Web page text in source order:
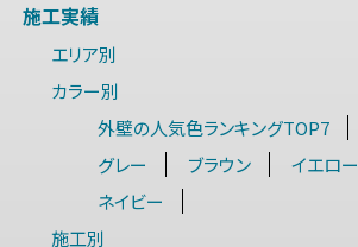
施工実績
エリア別
カラー別
外壁の人気色ランキングTOP7
グレー
ブラウン イエロー
ネイビー
施工別